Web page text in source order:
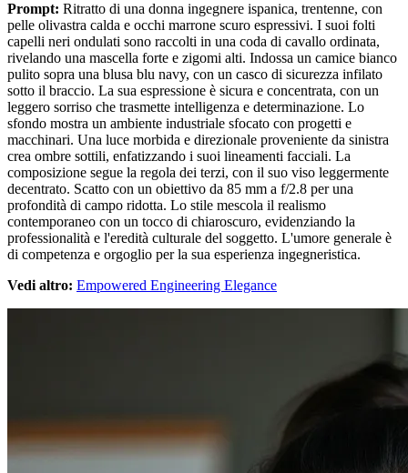
Prompt: Ritratto di una donna ingegnere ispanica, trentenne, con
pelle olivastra calda e occhi marrone scuro espressivi. I suoi folti
capelli neri ondulati sono raccolti in una coda di cavallo ordinata,
rivelando una mascella forte e zigomi alti. Indossa un camice bianco
pulito sopra una blusa blu navy, con un casco di sicurezza infilato
sotto il braccio. La sua espressione è sicura e concentrata, con un
leggero sorriso che trasmette intelligenza e determinazione. Lo
sfondo mostra un ambiente industriale sfocato con progetti e
macchinari. Una luce morbida e direzionale proveniente da sinistra
crea ombre sottili, enfatizzando i suoi lineamenti facciali. La
composizione segue la regola dei terzi, con il suo viso leggermente
decentrato. Scatto con un obiettivo da 85 mm a f/2.8 per una
profondità di campo ridotta. Lo stile mescola il realismo
contemporaneo con un tocco di chiaroscuro, evidenziando la
professionalità e l'eredità culturale del soggetto. L'umore generale è
di competenza e orgoglio per la sua esperienza ingegneristica.
Vedi altro: Empowered Engineering Elegance